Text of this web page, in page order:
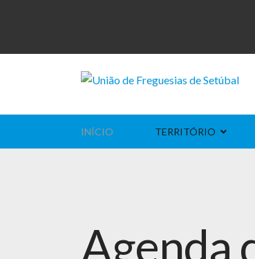
INÍCIO TERRITÓRIO
Agenda